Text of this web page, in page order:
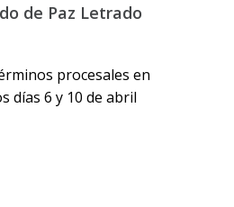
de Paz Letrado
procesales en
días 6 y 10 de abril